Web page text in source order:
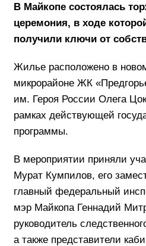
В Майкопе состоялась
церемония, в ходе
получили ключи от
Жилье расположено в
микрорайоне ЖК
им. Героя России Олега
рамках действующей
программы.
В мероприятии приняли
Мурат Кумпилов, его
главный федеральный
мэр Майкопа Геннадий
руководитель
а также представители